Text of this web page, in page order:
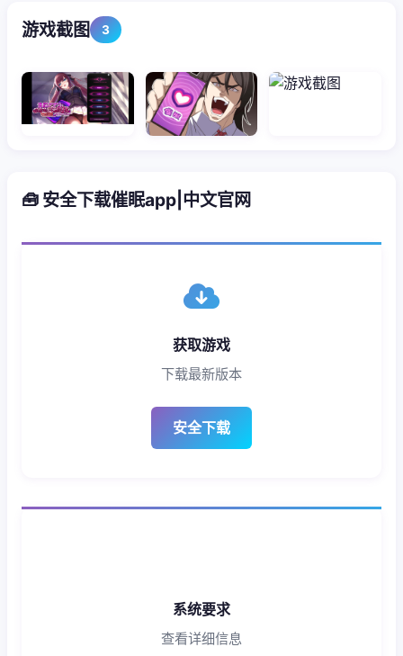
游戏截图 3
🧰 安全下载催眠app|中文官网
获取游戏
下载最新版本
安全下载
系统要求
查看详细信息